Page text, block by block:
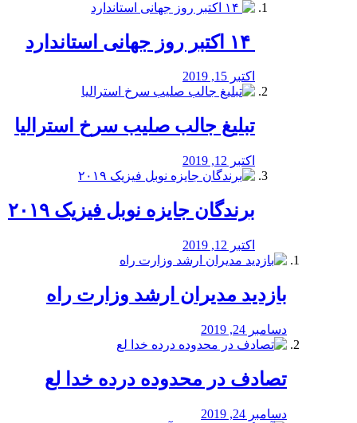
اکتبر 15, 2019
تبلیغ جالب صلیب سرخ استرالیا
اکتبر 12, 2019
برندگان جایزه نوبل فیزیک ۲۰۱۹
اکتبر 12, 2019
بازدید مدیران ارشد وزارت راه
دسامبر 24, 2019
تصادف در محدوده درده خدا لع
دسامبر 24, 2019